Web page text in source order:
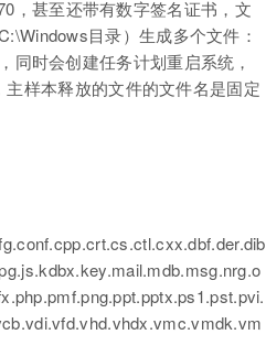
，甚至还带有数字签名证书，文
目录）生成多个文件：
同时会创建任务计划重启系统，
样本释放的文件的文件名是固定